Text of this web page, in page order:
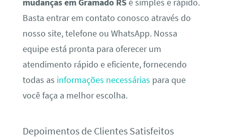
mudanças em Gramado RSé simples e rápido.
Basta entrar em contato conosco através do
nosso site, telefone ou WhatsApp. Nossa
equipe está pronta para oferecer um
atendimento rápido e eficiente, fornecendo
todas as informações necessárias para que
você faça a melhor escolha.
Depoimentos de Clientes Satisfeitos